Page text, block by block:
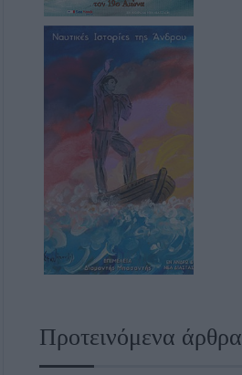
Προτεινόμενα άρθρα